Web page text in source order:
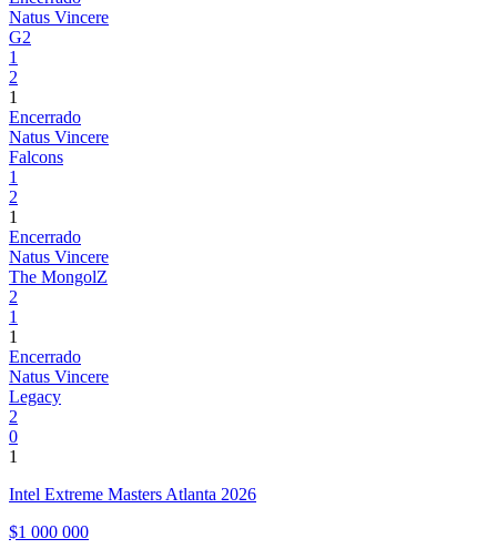
Natus Vincere
G2
1
2
1
Encerrado
Natus Vincere
Falcons
1
2
1
Encerrado
Natus Vincere
The MongolZ
2
1
1
Encerrado
Natus Vincere
Legacy
2
0
1
Intel Extreme Masters Atlanta 2026
$1 000 000